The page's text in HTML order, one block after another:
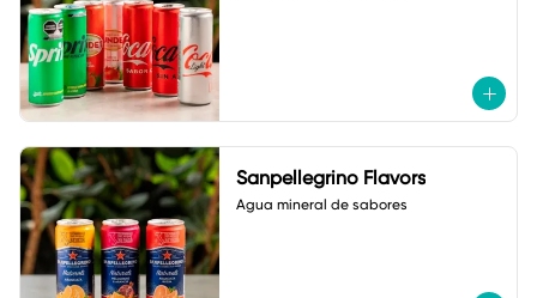
Sanpellegrino Flavors
Agua mineral de sabores